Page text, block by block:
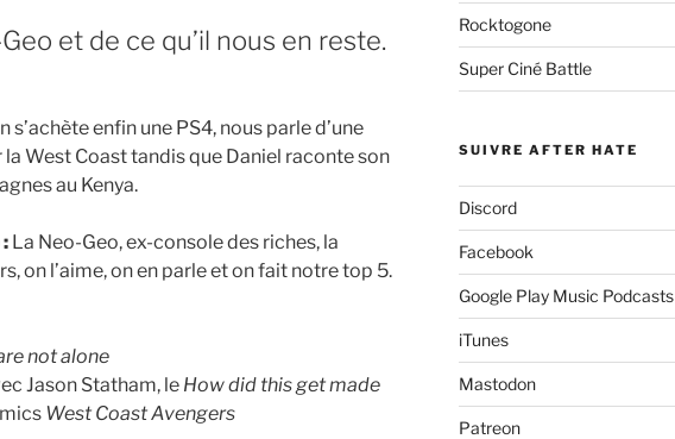
et de ce qu’il nous en reste.
s’achète enfin une PS4, nous parle d’une
la West Coast tandis que Daniel raconte son
au Kenya.
La Neo-Geo, ex-console des riches, la
on l’aime, on en parle et on fait notre top 5.
not alone
Jason Statham, le How did this get made
West Coast Avengers
Rocktogone
Super Ciné Battle
SUIVRE AFTER HATE
Discord
Facebook
Google Play Music Podcasts
iTunes
Mastodon
Patreon